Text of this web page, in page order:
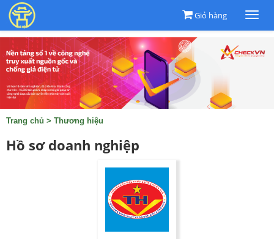
Giỏ hàng
Trang chủ > Thương hiệu
Hồ sơ doanh nghiệp